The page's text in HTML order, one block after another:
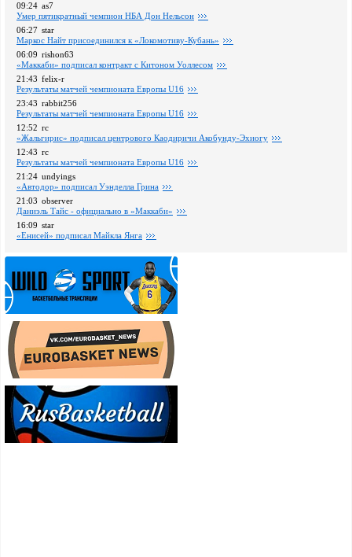
09:24 as7
Умер пятикратный чемпион НБА Дон Нельсон
06:27 star
Маркос Найт присоединился к «Локомотиву-Кубань»
06:09 rishon63
«Маккаби» подписал контракт с Китоном Уоллесом
21:43 felix-r
Pезультаты матчей чемпионата Европы U16
23:43 rabbit256
Pезультаты матчей чемпионата Европы U16
12:52 rc
«Жальгирис» подписал центрового Каодиричи Акобунду-Эхиогу
12:43 rc
Pезультаты матчей чемпионата Европы U16
21:24 undyings
«Автодор» подписал Уэнделла Грина
21:03 observer
Даниэль Тайс - официально в «Маккаби»
16:09 star
«Енисей» подписал Майкла Янга